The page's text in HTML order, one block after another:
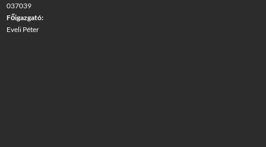
037039
Főigazgató:
Eveli Péter